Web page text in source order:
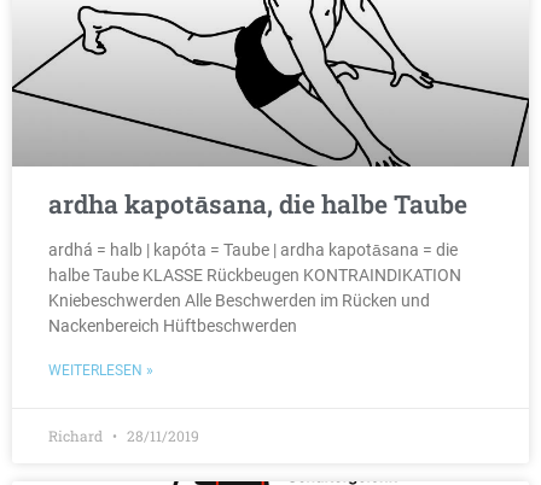
ardha kapotāsana, die halbe Taube
ardhá = halb | kapóta = Taube | ardha kapotāsana = die
halbe Taube KLASSE Rückbeugen KONTRAINDIKATION
Kniebeschwerden Alle Beschwerden im Rücken und
Nackenbereich Hüftbeschwerden
WEITERLESEN »
Richard 28/11/2019